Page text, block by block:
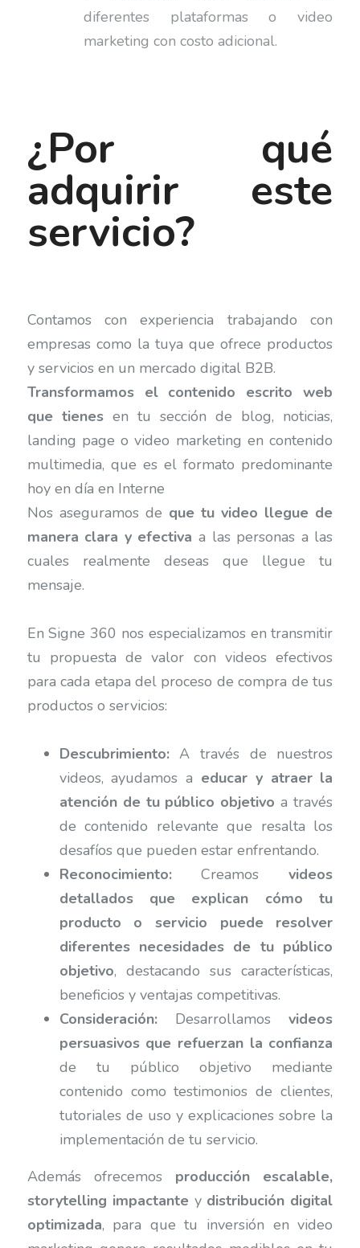
diferentes plataformas o video
marketing con costo adicional.
¿Por qué
adquirir este
servicio?
Contamos con experiencia trabajando con
empresas como la tuya que ofrece productos
y servicios en un mercado digital B2B.
Transformamos el contenido escrito web
que tienesen tu sección de blog, noticias,
landing page o video marketing en contenido
multimedia, que es el formato predominante
hoy en día en Interne
Nos aseguramos de que tu video llegue de
manera clara y efectiva a las personas a las
cuales realmente deseas que llegue tu
mensaje.
En Signe 360 nos especializamos en transmitir
tu propuesta de valor con videos efectivos
para cada etapa del proceso de compra de tus
productos o servicios:
Descubrimiento:A través de nuestros
videos, ayudamos a educar y atraer la
atención de tu público objetivo a través
de contenido relevante que resalta los
desafíos que pueden estar enfrentando.
Reconocimiento:Creamosvideos
detallados que explican cómo tu
producto o servicio puede resolver
diferentes necesidades de tu público
objetivo, destacando sus características,
beneficios y ventajas competitivas.
Consideración:Desarrollamosvideos
persuasivos que refuerzan la confianza
de tu público objetivo mediante
contenido como testimonios de clientes,
tutoriales de uso y explicaciones sobre la
implementación de tu servicio.
Además ofrecemos producción escalable,
storytelling impactante y distribución digital
optimizada, para que tu inversión en video